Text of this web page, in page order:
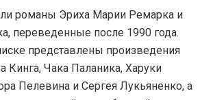
романы Эриха Марии Ремарка и
переведенные после 1990 года.
представлены произведения
Кинга, Чака Паланика, Харуки
Пелевина и Сергея Лукьяненко, а